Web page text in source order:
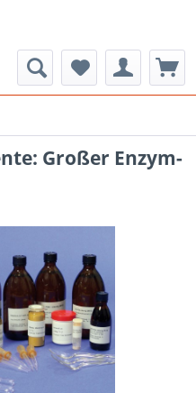
Großer Enzym-